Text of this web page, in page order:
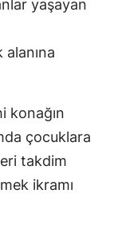
yaşayan
alanına
konağın
çocuklara
takdim
ikramı